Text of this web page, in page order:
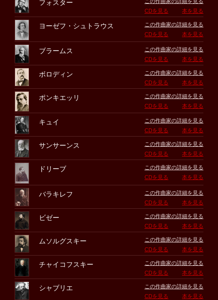
フォスター
CDを見る
本を見る
ヨーゼフ・シュトラウス
この作曲家の詳細を見る
CDを見る
本を見る
ブラームス
この作曲家の詳細を見る
CDを見る
本を見る
ボロディン
この作曲家の詳細を見る
CDを見る
本を見る
ポンキエッリ
この作曲家の詳細を見る
CDを見る
本を見る
キュイ
この作曲家の詳細を見る
CDを見る
本を見る
サンサーンス
この作曲家の詳細を見る
CDを見る
本を見る
ドリーブ
この作曲家の詳細を見る
CDを見る
本を見る
バラキレフ
この作曲家の詳細を見る
CDを見る
本を見る
ビゼー
この作曲家の詳細を見る
CDを見る
本を見る
ムソルグスキー
この作曲家の詳細を見る
CDを見る
本を見る
チャイコフスキー
この作曲家の詳細を見る
CDを見る
本を見る
シャブリエ
この作曲家の詳細を見る
CDを見る
本を見る